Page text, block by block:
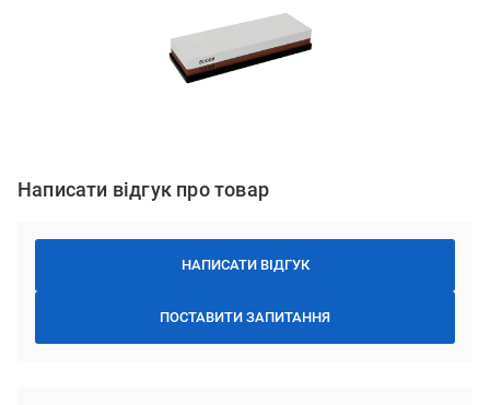
Написати відгук про товар
НАПИСАТИ ВІДГУК
ПОСТАВИТИ ЗАПИТАННЯ